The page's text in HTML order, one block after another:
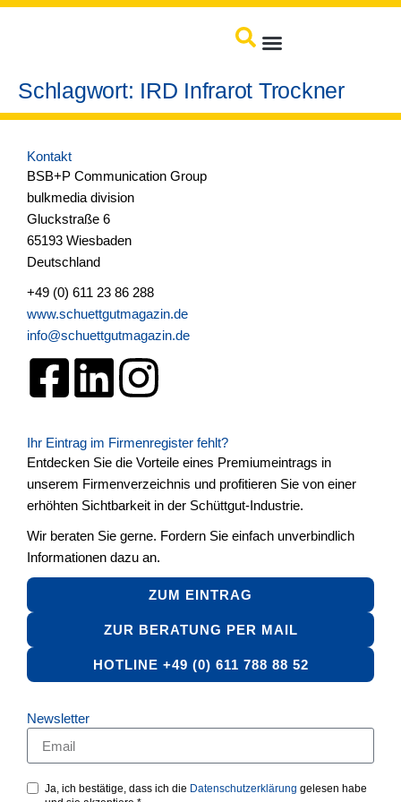
Schlagwort: IRD Infrarot Trockner
Kontakt
BSB+P Communication Group
bulkmedia division
Gluckstraße 6
65193 Wiesbaden
Deutschland
+49 (0) 611 23 86 288
www.schuettgutmagazin.de
info@schuettgutmagazin.de
Ihr Eintrag im Firmenregister fehlt?
Entdecken Sie die Vorteile eines Premiumeintrags in
unserem Firmenverzeichnis und profitieren Sie von einer
erhöhten Sichtbarkeit in der Schüttgut-Industrie.
Wir beraten Sie gerne. Fordern Sie einfach unverbindlich
Informationen dazu an.
ZUM EINTRAG
ZUR BERATUNG PER MAIL
HOTLINE +49 (0) 611 788 88 52
Newsletter
Ja, ich bestätige, dass ich die Datenschutzerklärung gelesen habe